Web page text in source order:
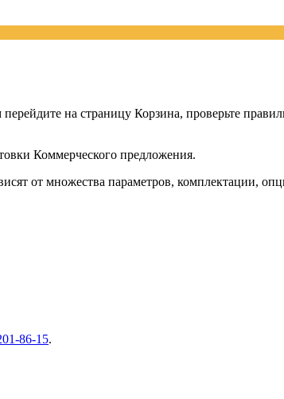
на страницу Корзина, проверьте
Коммерческого предложения.
от множества параметров, комплектации,
86-15.